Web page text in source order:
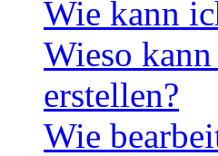
Wie kann
Wieso
erstellen?
Wie